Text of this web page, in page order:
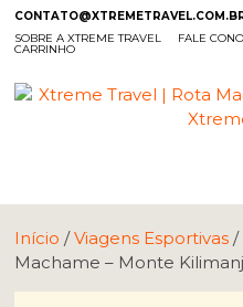
SOBRE A XTREME TRAVEL
FALE
CARRINHO
Início /Viagens Esportivas /
Machame – Monte